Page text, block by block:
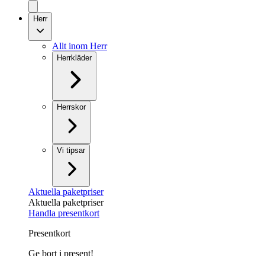
Herr
Allt inom Herr
Herrkläder
Herrskor
Vi tipsar
Aktuella paketpriser
Aktuella paketpriser
Handla presentkort
Presentkort
Ge bort i present!